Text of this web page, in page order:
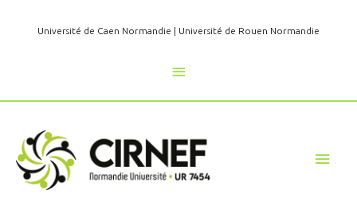
Université de Caen Normandie | Université de Rouen Normandie
Au
dessus
l'en-